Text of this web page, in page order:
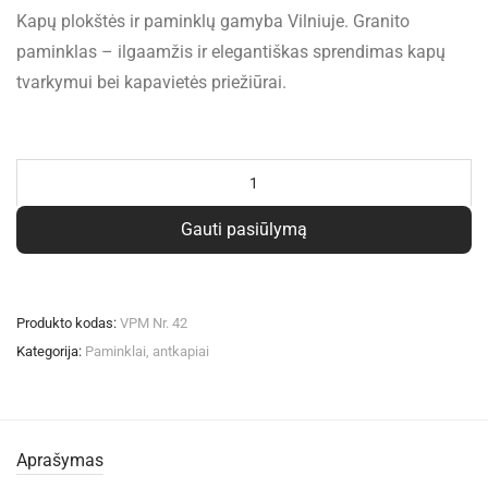
Kapų plokštės ir paminklų gamyba Vilniuje. Granito
paminklas – ilgaamžis ir elegantiškas sprendimas kapų
tvarkymui bei kapavietės priežiūrai.
Gauti pasiūlymą
Produkto kodas: VPM Nr. 42
Kategorija: Paminklai, antkapiai
Aprašymas